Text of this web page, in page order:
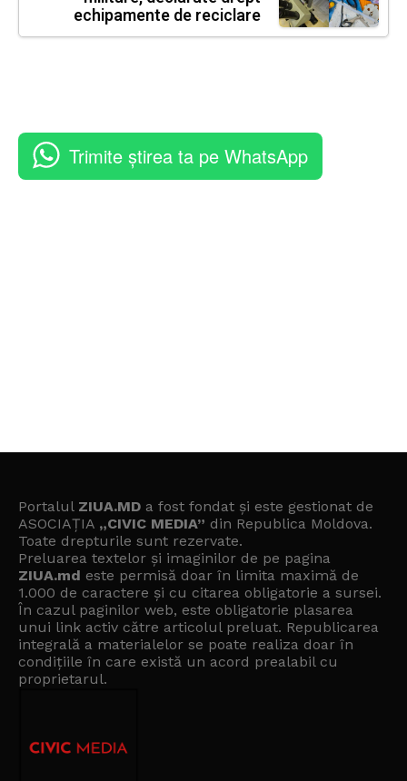
echipamente de reciclare
Trimite știrea ta pe WhatsApp
Portalul ZIUA.MD a fost fondat și este gestionat de
ASOCIAȚIA „CIVIC MEDIA” din Republica Moldova.
Toate drepturile sunt rezervate.
Preluarea textelor și imaginilor de pe pagina
ZIUA.md este permisă doar în limita maximă de
1.000 de caractere și cu citarea obligatorie a sursei.
În cazul paginilor web, este obligatorie plasarea
unui link activ către articolul preluat. Republicarea
integrală a materialelor se poate realiza doar în
condițiile în care există un acord prealabil cu
proprietarul.